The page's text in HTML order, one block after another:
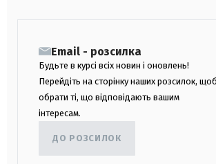
Email - розсилка
Будьте в курсі всіх новин і оновлень!
Перейдіть на сторінку наших розсилок, щоб
обрати ті, що відповідають вашим
інтересам.
ДО РОЗСИЛОК